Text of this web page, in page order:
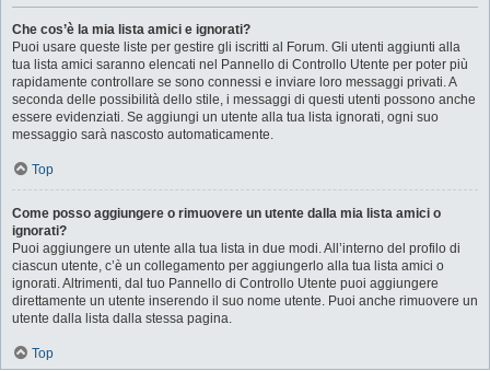
Che cos’è la mia lista amici e ignorati?
Puoi usare queste liste per gestire gli iscritti al Forum. Gli utenti aggiunti alla
tua lista amici saranno elencati nel Pannello di Controllo Utente per poter più
rapidamente controllare se sono connessi e inviare loro messaggi privati. A
seconda delle possibilità dello stile, i messaggi di questi utenti possono anche
essere evidenziati. Se aggiungi un utente alla tua lista ignorati, ogni suo
messaggio sarà nascosto automaticamente.
Top
Come posso aggiungere o rimuovere un utente dalla mia lista amici o
ignorati?
Puoi aggiungere un utente alla tua lista in due modi. All’interno del profilo di
ciascun utente, c’è un collegamento per aggiungerlo alla tua lista amici o
ignorati. Altrimenti, dal tuo Pannello di Controllo Utente puoi aggiungere
direttamente un utente inserendo il suo nome utente. Puoi anche rimuovere un
utente dalla lista dalla stessa pagina.
Top